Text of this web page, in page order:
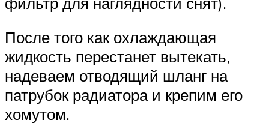
После того как охлаждающая
жидкость перестанет вытекать,
надеваем отводящий шланг на
патрубок радиатора и крепим его
хомутом.